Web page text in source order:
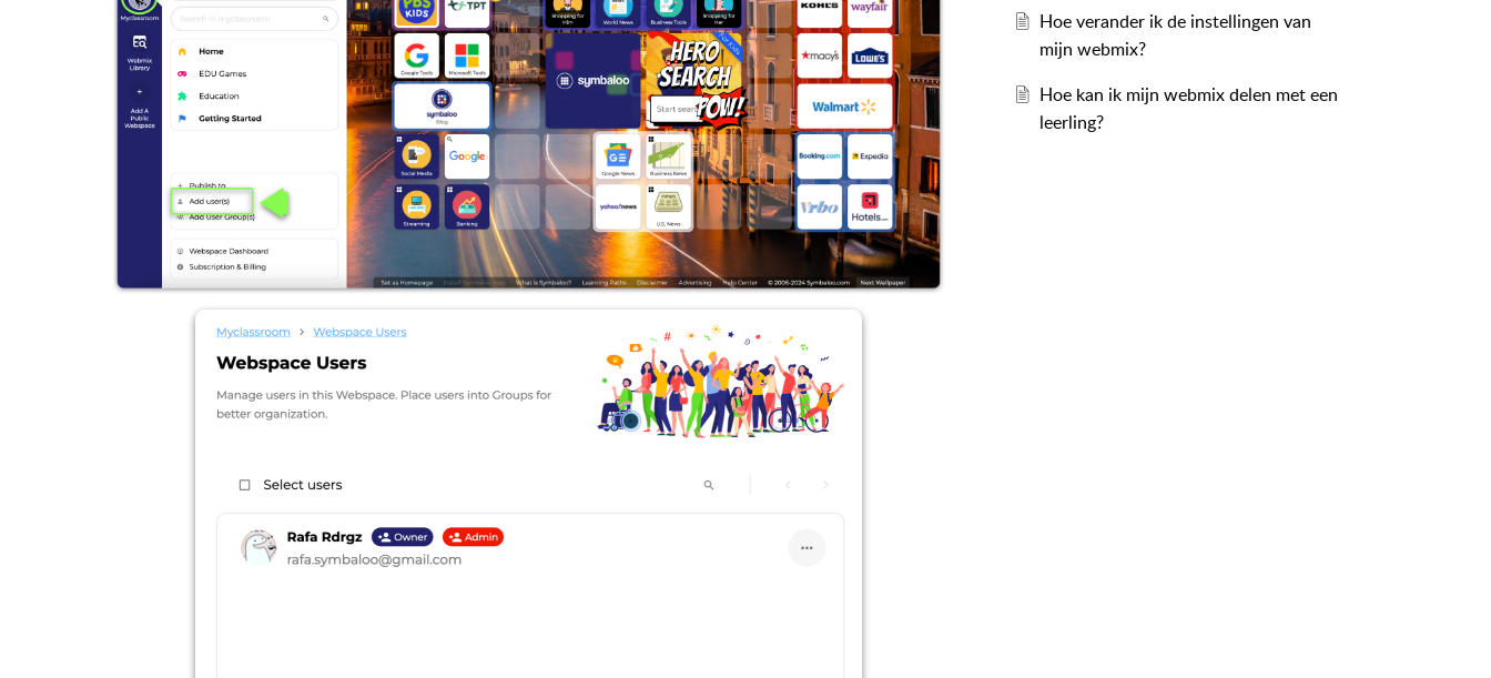
Hoe verander ik de instellingen van
mijn webmix?
Hoe kan ik mijn webmix delen met een
leerling?